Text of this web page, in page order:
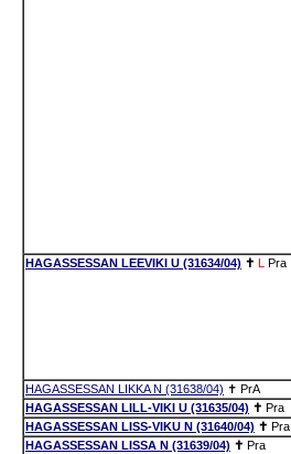
HAGASSESSAN LEEVIKI U (31634/04) ✝ Pra
HAGASSESSAN LIKKA N (31638/04) ✝ PrA
HAGASSESSAN LILL-VIKI U (31635/04) ✝ Pra
HAGASSESSAN LISS-VIKU N (31640/04) ✝ Pra
HAGASSESSAN LISSA N (31639/04) ✝ Pra